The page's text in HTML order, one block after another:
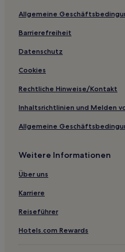
Allgemeine
Barrierefreiheit
Datenschutz
Cookies
Rechtliche Hinweise/Kontakt
Inhaltsrichtlinien und Melden
Allgemeine
Weitere Informationen
Über uns
Karriere
Reiseführer
Hotels.com Rewards